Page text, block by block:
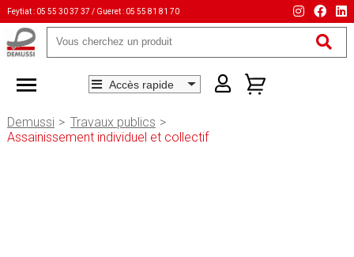
Feytiat : 05 55 30 37 37 / Gueret : 05 55 81 81 70
Mots-
clés
Demussi
Travaux publics
Assainissement individuel et collectif